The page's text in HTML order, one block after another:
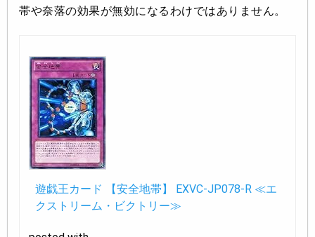
帯や奈落の効果が無効になるわけではありません。
遊戯王カード 【安全地帯】 EXVC-JP078-R ≪エ
クストリーム・ビクトリー≫